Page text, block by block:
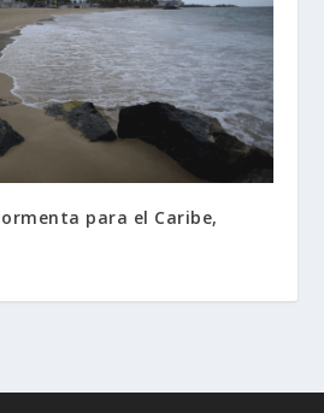
para el Caribe,